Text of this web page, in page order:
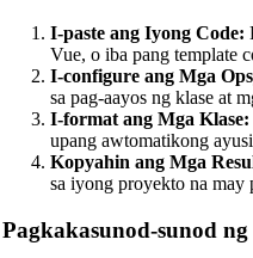
SQL Beautifier
MySQL SQL Beautifier
PostgreSQL SQL Beautifier
MongoDB Query Beautifier
Nginx Config Beautifier
Apache Config Beautifier
I-paste ang Iyong Code:
Vue, o iba pang template
I-configure ang Mga
sa pag-aayos ng klase at
I-format ang Mga Klase:
upang awtomatikong
Kopyahin ang Mga
sa iyong proyekto na may
Pagkakasunod-sunod